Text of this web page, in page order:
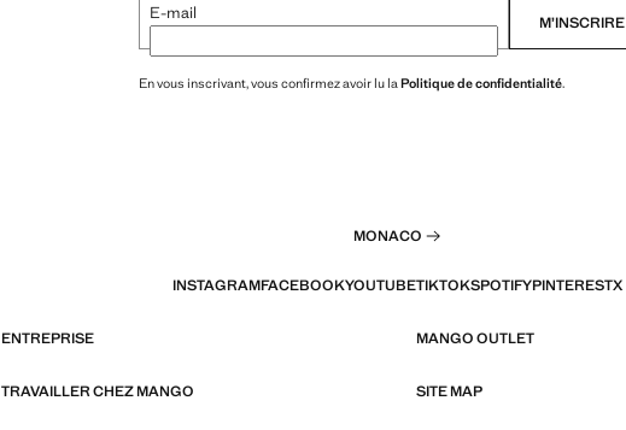
E-mail M’INSCRIRE
En vous inscrivant, vous confirmez avoir lu la Politique de confidentialité.
MONACO
INSTAGRAMFACEBOOKYOUTUBETIKTOKSPOTIFYPINTERESTX
ENTREPRISE MANGO OUTLET
TRAVAILLER CHEZ MANGO SITE MAP